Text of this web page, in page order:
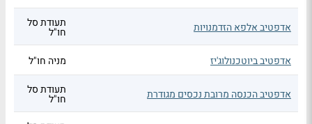
אדפטיב אלפא הזדמנויות תעודת סל
חו"ל
אדפטיב ביוטכנולוג'יז
מניה חו"ל
אדפטיב הכנסה מרובת נכסים מגודרת תעודת סל
חו"ל